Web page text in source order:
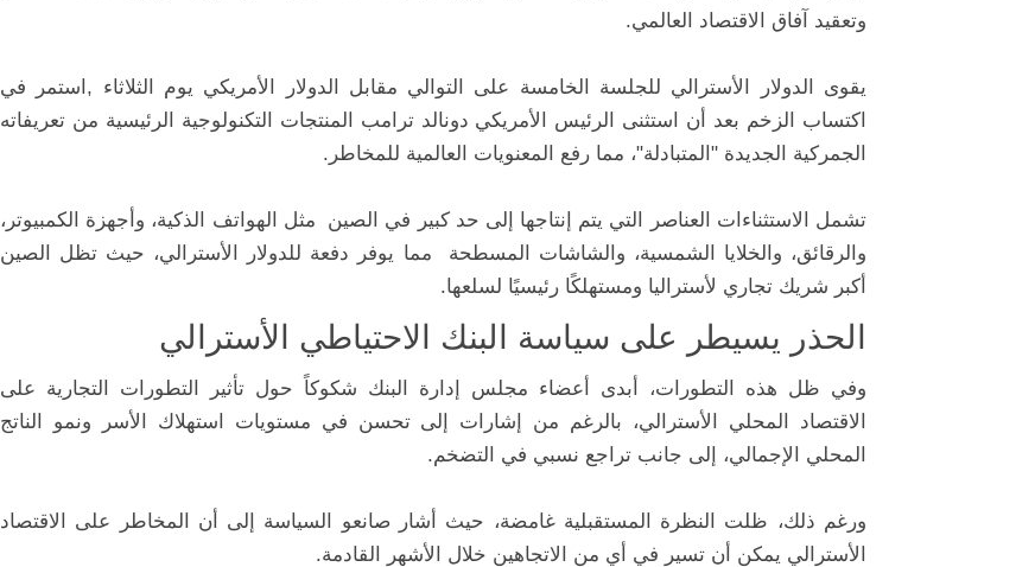
وتعقيد آفاق الاقتصاد العالمي.
يقوى الدولار الأسترالي للجلسة الخامسة على التوالي مقابل الدولار الأمريكي يوم الثلاثاء ,استمر في
اكتساب الزخم بعد أن استثنى الرئيس الأمريكي دونالد ترامب المنتجات التكنولوجية الرئيسية من تعريفاته
الجمركية الجديدة "المتبادلة"، مما رفع المعنويات العالمية للمخاطر.
تشمل الاستثناءات العناصر التي يتم إنتاجها إلى حد كبير في الصين مثل الهواتف الذكية، وأجهزة الكمبيوتر،
والرقائق، والخلايا الشمسية، والشاشات المسطحة مما يوفر دفعة للدولار الأسترالي، حيث تظل الصين
أكبر شريك تجاري لأستراليا ومستهلكًا رئيسيًا لسلعها.
الحذر يسيطر على سياسة البنك الاحتياطي الأسترالي
وفي ظل هذه التطورات، أبدى أعضاء مجلس إدارة البنك شكوكاً حول تأثير التطورات التجارية على
الاقتصاد المحلي الأسترالي، بالرغم من إشارات إلى تحسن في مستويات استهلاك الأسر ونمو الناتج
المحلي الإجمالي، إلى جانب تراجع نسبي في التضخم.
ورغم ذلك، ظلت النظرة المستقبلية غامضة، حيث أشار صانعو السياسة إلى أن المخاطر على الاقتصاد
الأسترالي يمكن أن تسير في أي من الاتجاهين خلال الأشهر القادمة.